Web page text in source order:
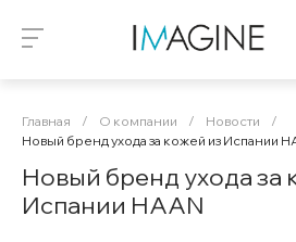
Главная / О компании / Новости
/
Новый бренд ухода за кожей из Испании
Новый бренд ухода за
Испании HAAN